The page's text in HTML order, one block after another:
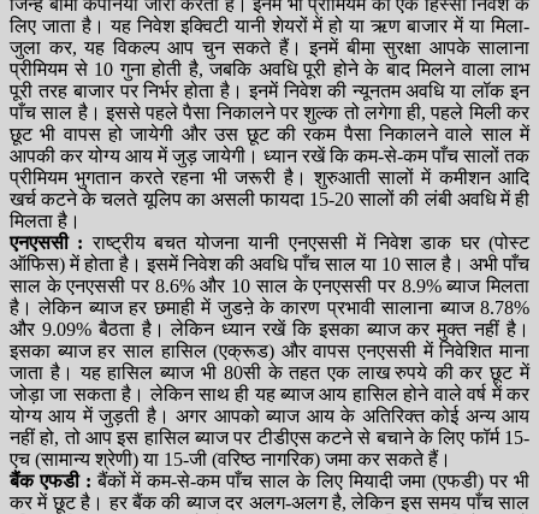
लिए जाता है। यह निवेश इक्विटी यानी शेयरों में हो या ऋण बाजार में या मिला-
जुला कर, यह विकल्प आप चुन सकते हैं। इनमें बीमा सुरक्षा आपके सालाना
प्रीमियम से 10 गुना होती है, जबकि अवधि पूरी होने के बाद मिलने वाला लाभ
पूरी तरह बाजार पर निर्भर होता है। इनमें निवेश की न्यूनतम अवधि या लॉक इन
पाँच साल है। इससे पहले पैसा निकालने पर शुल्क तो लगेगा ही, पहले मिली कर
छूट भी वापस हो जायेगी और उस छूट की रकम पैसा निकालने वाले साल में
आपकी कर योग्य आय में जुड़ जायेगी। ध्यान रखें कि कम-से-कम पाँच सालों तक
प्रीमियम भुगतान करते रहना भी जरूरी है। शुरुआती सालों में कमीशन आदि
खर्च कटने के चलते यूलिप का असली फायदा 15-20 सालों की लंबी अवधि में ही
मिलता है।
एनएससी : राष्ट्रीय बचत योजना यानी एनएससी में निवेश डाक घर (पोस्ट
ऑफिस) में होता है। इसमें निवेश की अवधि पाँच साल या 10 साल है। अभी पाँच
साल के एनएससी पर 8.6% और 10 साल के एनएससी पर 8.9% ब्याज मिलता
है। लेकिन ब्याज हर छमाही में जुडऩे के कारण प्रभावी सालाना ब्याज 8.78%
और 9.09% बैठता है। लेकिन ध्यान रखें कि इसका ब्याज कर मुक्त नहीं है।
इसका ब्याज हर साल हासिल (एक्रूड) और वापस एनएससी में निवेशित माना
जाता है। यह हासिल ब्याज भी 80सी के तहत एक लाख रुपये की कर छूट में
जोड़ा जा सकता है। लेकिन साथ ही यह ब्याज आय हासिल होने वाले वर्ष में कर
योग्य आय में जुड़ती है। अगर आपको ब्याज आय के अतिरिक्त कोई अन्य आय
नहीं हो, तो आप इस हासिल ब्याज पर टीडीएस कटने से बचाने के लिए फॉर्म 15-
एच (सामान्य श्रेणी) या 15-जी (वरिष्ठ नागरिक) जमा कर सकते हैं।
बैंक एफडी : बैंकों में कम-से-कम पाँच साल के लिए मियादी जमा (एफडी) पर भी
कर में छूट है। हर बैंक की ब्याज दर अलग-अलग है, लेकिन इस समय पाँच साल